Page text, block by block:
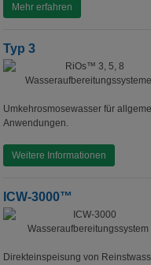
Mehr erfahren
Typ 3
Umkehrosmosewasser für
Anwendungen.
Weitere Informationen
ICW-3000™
Direkteinspeisung von